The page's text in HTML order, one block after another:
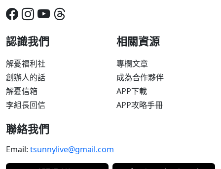
認識我們
解憂福利社
創辦人的話
解憂信箱
李組長回信
相關資源
專欄文章
成為合作夥伴
APP下載
APP攻略手冊
聯絡我們
Email: tsunnylive@gmail.com